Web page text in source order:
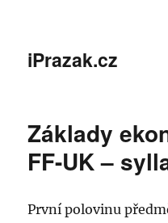
iPrazak.cz
Základy
FF-UK –
První polovinu